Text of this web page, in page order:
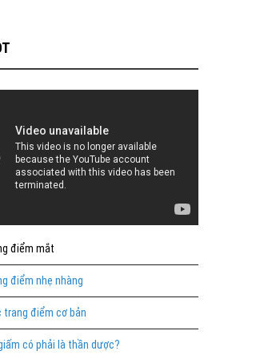
điểm mắt
điểm nhẹ nhàng
trang điểm cơ bản
có phải là thần dược?